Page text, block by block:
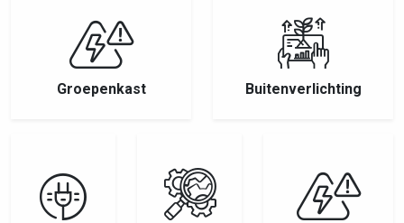
Groepenkast Buitenverlichting